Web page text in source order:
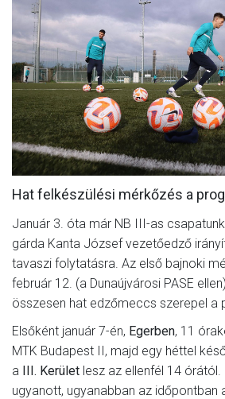
HÍREK
CSAPATOK
MÉRKŐZÉSEK
KLUB
GALÉRIA
SZURKOLÓI
Hat felkészülési mérkőzés a
Január 3. óta már NB III-as
gárda Kanta József vezetőedző
tavaszi folytatásra. Az első bajnoki
február 12. (a Dunaújvárosi PASE
összesen hat edzőmeccs szerepel a
Elsőként január 7-én, Egerben, 11
MTK Budapest II, majd egy héttel
a III. Kerület lesz az ellenfél 14 órától.
ugyanott, ugyanabban az időpontban